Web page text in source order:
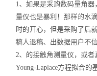
1、如果是采购数码量角
量仪也是暴利！那样的水
时的开心，但是采购了后
稿人退稿、出数据用户不
2、的接触角测量仪，或
Young-Laplace方程拟合的